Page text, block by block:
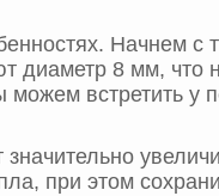
Начнем с
диаметр 8 мм, что
встретить у
при этом